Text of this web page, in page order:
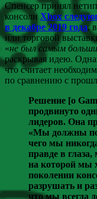
Спенсер принял
консоли Xbox
в декабре 2019 года,
или торговой
«не был самым
раскрывая идею.
что считает
по сравнению с
Решение [о
продвинуто
лидеров. Она
«Мы должны
чего мы
правде в
на которой мы
поколении
разрушать и
что мы всегда